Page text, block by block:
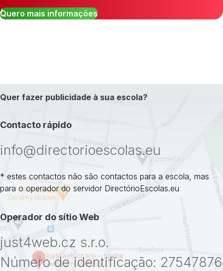
Quero mais informações
Quer fazer publicidade à sua escola?
Contacto rápido
info@directorioescolas.eu
* estes contactos não são contactos para a escola, mas
para o operador do servidor DirectórioEscolas.eu
Operador do sítio Web
just4web.cz s.r.o.
Número de identificação: 27547876